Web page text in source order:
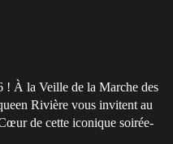
! À la Veille de la Marche des
Rivière vous invitent au
de cette iconique soirée-